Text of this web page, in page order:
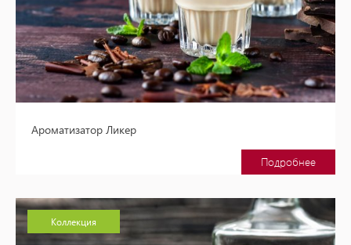
Ароматизатор Ликер
Подробнее
Коллекция